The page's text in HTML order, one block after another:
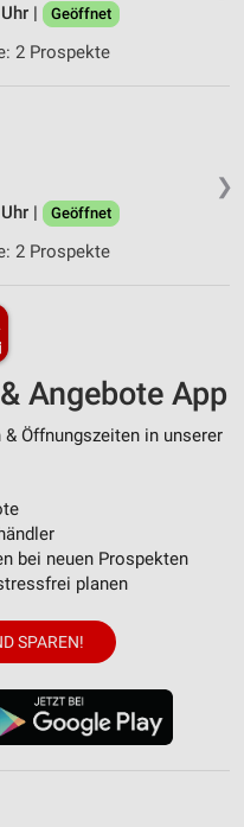
|
Geöffnet
2 Prospekte
❯
|
Geöffnet
2 Prospekte
Angebote App
Öffnungszeiten in unserer
bei neuen Prospekten
planen
SPAREN!